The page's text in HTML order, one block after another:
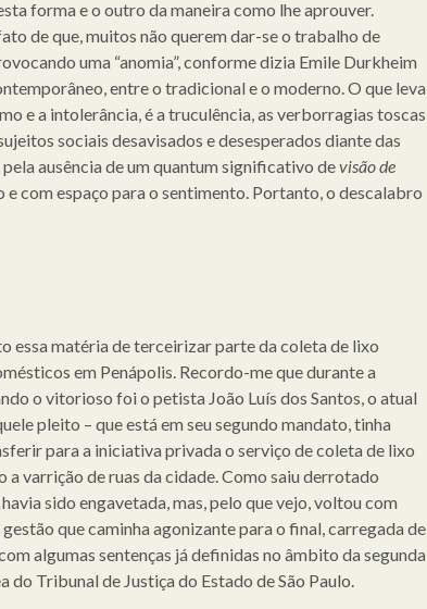
forma e o outro da maneira como lhe aprouver.
de que, muitos não querem dar-se o trabalho de
uma “anomia”, conforme dizia Emile Durkheim
entre o tradicional e o moderno. O que leva
e a intolerância, é a truculência, as verborragias toscas
sociais desavisados e desesperados diante das
ausência de um quantum significativo devisão de
e com espaço para o sentimento. Portanto, o descalabro
essa matéria de terceirizar parte da coleta de lixo
em Penápolis. Recordo-me que durante a
o vitorioso foi o petista João Luís dos Santos, o atual
pleito – que está em seu segundo mandato, tinha
para a iniciativa privada o serviço de coleta de lixo
a varrição de ruas da cidade. Como saiu derrotado
sido engavetada, mas, pelo que vejo, voltou com
que caminha agonizante para o final, carregada de
algumas sentenças já definidas no âmbito da segunda
do Tribunal de Justiça do Estado de São Paulo.